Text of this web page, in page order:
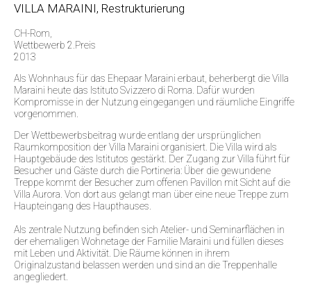
VILLA MARAINI, Restrukturierung
CH-Rom,
Wettbewerb 2.Preis
2013
Als Wohnhaus für das Ehepaar Maraini erbaut, beherbergt die Villa
Maraini heute das Istituto Svizzero di Roma. Dafür wurden
Kompromisse in der Nutzung eingegangen und räumliche Eingriffe
vorgenommen.
Der Wettbewerbsbeitrag wurde entlang der ursprünglichen
Raumkomposition der Villa Maraini organisiert. Die Villa wird als
Hauptgebäude des Istitutos gestärkt. Der Zugang zur Villa führt für
Besucher und Gäste durch die Portineria: Über die gewundene
Treppe kommt der Besucher zum offenen Pavillon mit Sicht auf die
Villa Aurora. Von dort aus gelangt man über eine neue Treppe zum
Haupteingang des Haupthauses.
Als zentrale Nutzung befinden sich Atelier- und Seminarflächen in
der ehemaligen Wohnetage der Familie Maraini und füllen dieses
mit Leben und Aktivität. Die Räume können in ihrem
Originalzustand belassen werden und sind an die Treppenhalle
angegliedert.